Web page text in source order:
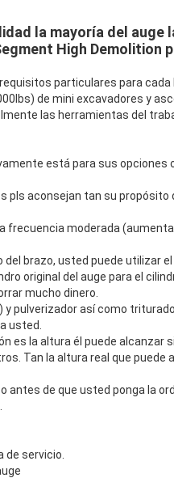
la mayoría del auge
High Demolition
particulares para
de mini excavadores y
las herramientas del
está para sus opciones
pls aconsejan tan su propósito
frecuencia moderada
brazo, usted puede utilizar
original del auge para el
mucho dinero.
pulverizador así como
usted.
es la altura él puede alcanzar
Tan la altura real que puede
antes de que usted ponga la
de servicio.